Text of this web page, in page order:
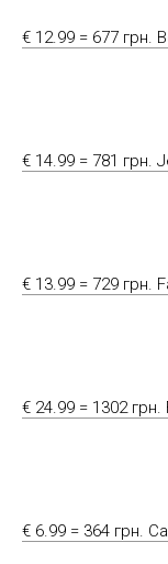
€ 12.99 = 677 грн.
€ 14.99 = 781 грн.
€ 13.99 = 729 грн.
€ 24.99 = 1302
€ 6.99 = 364 грн.